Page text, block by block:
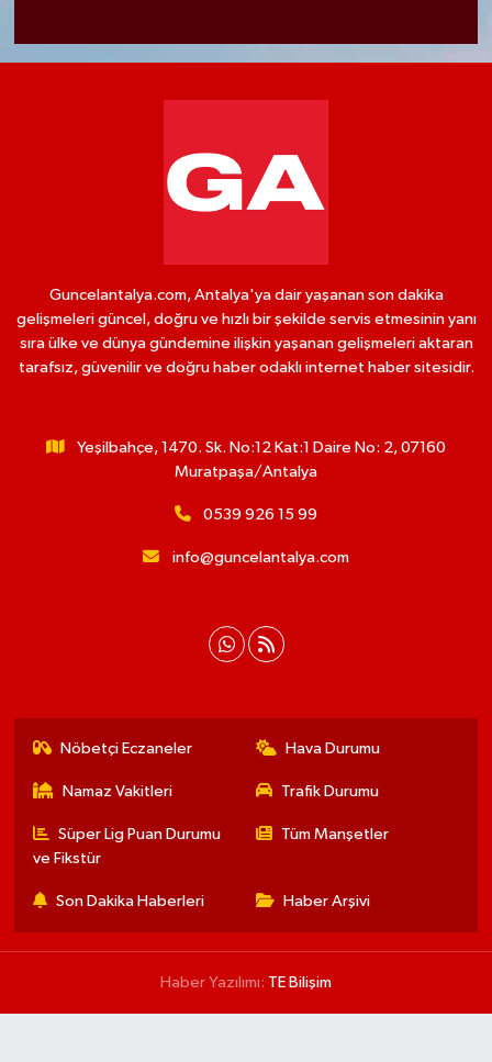
Guncelantalya.com, Antalya'ya dair yaşanan son dakika
gelişmeleri güncel, doğru ve hızlı bir şekilde servis etmesinin yanı
sıra ülke ve dünya gündemine ilişkin yaşanan gelişmeleri aktaran
tarafsız, güvenilir ve doğru haber odaklı internet haber sitesidir.
Yeşilbahçe, 1470. Sk. No:12 Kat:1 Daire No: 2, 07160
Muratpaşa/Antalya
0539 926 15 99
info@guncelantalya.com
Nöbetçi Eczaneler Hava Durumu
Namaz Vakitleri Trafik Durumu
Süper Lig Puan Durumu
ve Fikstür
Tüm Manşetler
Son Dakika Haberleri Haber Arşivi
Haber Yazılımı: TE Bilişim